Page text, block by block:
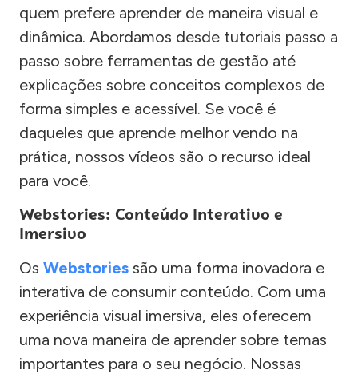
quem prefere aprender de maneira visual e
dinâmica. Abordamos desde tutoriais passo a
passo sobre ferramentas de gestão até
explicações sobre conceitos complexos de
forma simples e acessível. Se você é
daqueles que aprende melhor vendo na
prática, nossos vídeos são o recurso ideal
para você.
Webstories: Conteúdo Interativo e
Imersivo
Os Webstories são uma forma inovadora e
interativa de consumir conteúdo. Com uma
experiência visual imersiva, eles oferecem
uma nova maneira de aprender sobre temas
importantes para o seu negócio. Nossas